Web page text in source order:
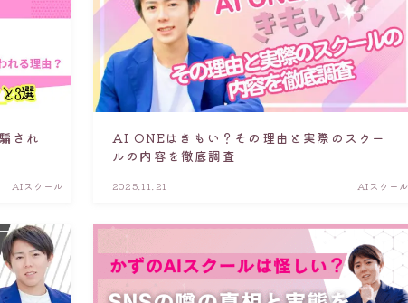
され
AIスクール
AI ONEはきもい？その理由と実際のスクー
ルの内容を徹底調査
2025.11.21 AIスクール